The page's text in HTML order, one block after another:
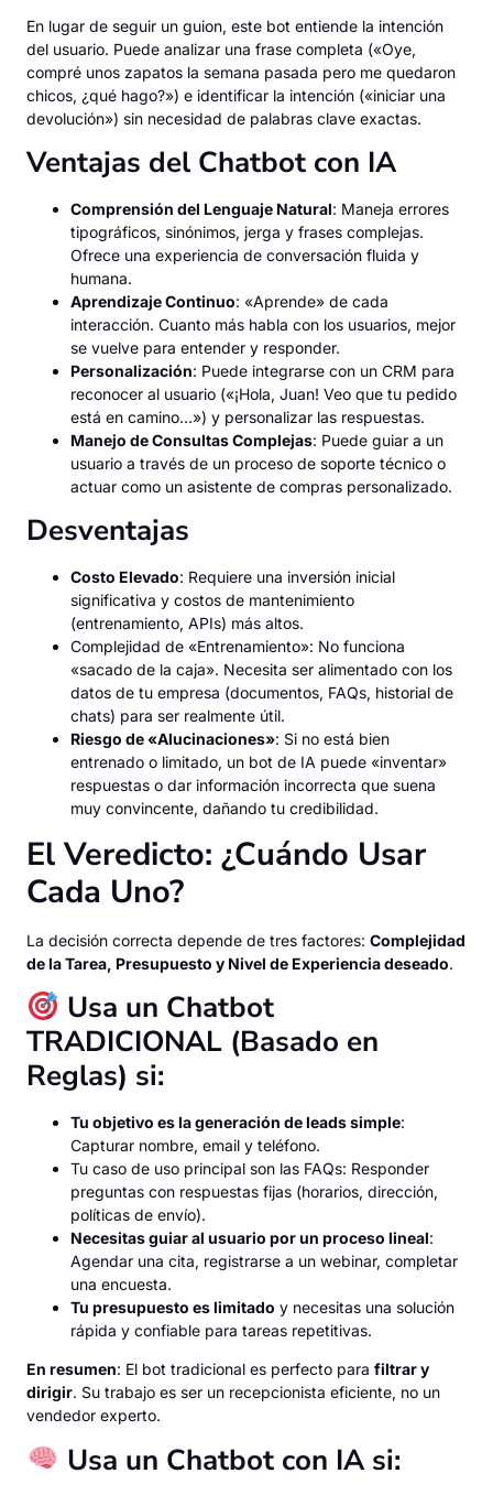
En lugar de seguir un guion, este bot entiende la intención
del usuario. Puede analizar una frase completa («Oye,
compré unos zapatos la semana pasada pero me quedaron
chicos, ¿qué hago?») e identificar la intención («iniciar una
devolución») sin necesidad de palabras clave exactas.
Ventajas del Chatbot con IA
Comprensión del Lenguaje Natural: Maneja errores
tipográficos, sinónimos, jerga y frases complejas.
Ofrece una experiencia de conversación fluida y
humana.
Aprendizaje Continuo: «Aprende» de cada
interacción. Cuanto más habla con los usuarios, mejor
se vuelve para entender y responder.
Personalización: Puede integrarse con un CRM para
reconocer al usuario («¡Hola, Juan! Veo que tu pedido
está en camino…») y personalizar las respuestas.
Manejo de Consultas Complejas: Puede guiar a un
usuario a través de un proceso de soporte técnico o
actuar como un asistente de compras personalizado.
Desventajas
Costo Elevado: Requiere una inversión inicial
significativa y costos de mantenimiento
(entrenamiento, APIs) más altos.
Complejidad de «Entrenamiento»: No funciona
«sacado de la caja». Necesita ser alimentado con los
datos de tu empresa (documentos, FAQs, historial de
chats) para ser realmente útil.
Riesgo de «Alucinaciones»: Si no está bien
entrenado o limitado, un bot de IA puede «inventar»
respuestas o dar información incorrecta que suena
muy convincente, dañando tu credibilidad.
El Veredicto: ¿Cuándo Usar
Cada Uno?
La decisión correcta depende de tres factores: Complejidad
de la Tarea, Presupuesto y Nivel de Experiencia deseado.
Usa un Chatbot
TRADICIONAL (Basado en
Reglas) si:
Tu objetivo es la generación de leads simple:
Capturar nombre, email y teléfono.
Tu caso de uso principal son las FAQs: Responder
preguntas con respuestas fijas (horarios, dirección,
políticas de envío).
Necesitas guiar al usuario por un proceso lineal:
Agendar una cita, registrarse a un webinar, completar
una encuesta.
Tu presupuesto es limitado y necesitas una solución
rápida y confiable para tareas repetitivas.
En resumen: El bot tradicional es perfecto para filtrar y
dirigir. Su trabajo es ser un recepcionista eficiente, no un
vendedor experto.
Usa un Chatbot con IA si: